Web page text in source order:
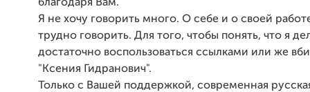
благодаря Вам.
Я не хочу говорить много. О себе и о своей
трудно говорить. Для того, чтобы понять, что я
достаточно воспользоваться ссылками или же
"Ксения Гидранович".
Только с Вашей поддержкой, современная